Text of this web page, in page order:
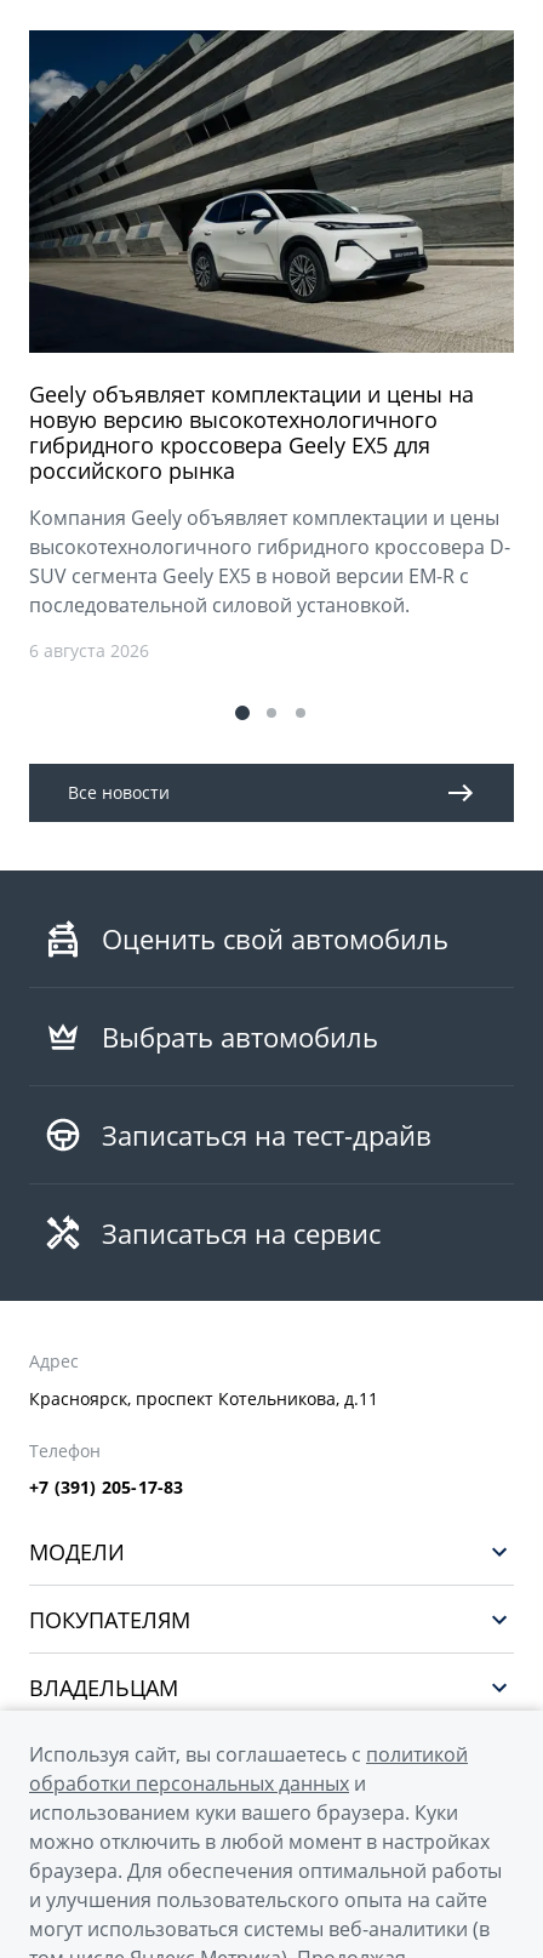
Geely объявляет комплектации и цены на
новую версию высокотехнологичного
гибридного кроссовера Geely EX5 для
российского рынка
Компания Geely объявляет комплектации и цены
высокотехнологичного гибридного кроссовера D-
SUV сегмента Geely EX5 в новой версии EM-R с
последовательной силовой установкой.
6 августа 2026
Все новости
Оценить свой автомобиль
Выбрать автомобиль
Записаться на тест-драйв
Записаться на сервис
Адрес
Красноярск, проспект Котельникова, д.11
Телефон
+7 (391) 205-17-83
МОДЕЛИ
EX5
CITYRAY
ATLAS
OKAVANGO
MONJARO
Архивные модели
ПОКУПАТЕЛЯМ
Финансы и услуги
ВЛАДЕЛЬЦАМ
Поддержка
О КОМПАНИИ
О бренде GEELY
О дилерском центре
Новости
Наша команда
© 2026
Используя сайт, вы соглашаетесь с политикой
обработки персональных данных и
использованием куки вашего браузера. Куки
можно отключить в любой момент в настройках
браузера. Для обеспечения оптимальной работы
и улучшения пользовательского опыта на сайте
могут использоваться системы веб-аналитики (в